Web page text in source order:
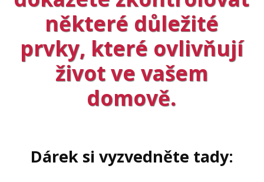
některé důležité
prvky, které ovlivňují
život ve vašem
domově.
Dárek si vyzvedněte tady: